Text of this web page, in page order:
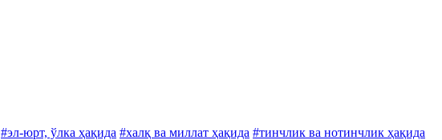
#эл-юрт, ўлка ҳақида #халқ ва миллат ҳақида #тинчлик ва нотинчлик ҳақида